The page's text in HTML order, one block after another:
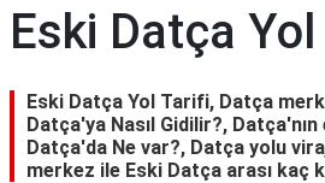
Eski Datça
Eski Datça Yol Tarifi, Datça
Datça'ya Nasıl Gidilir?,
Datça'da Ne var?, Datça yolu
merkez ile Eski Datça arası kaç